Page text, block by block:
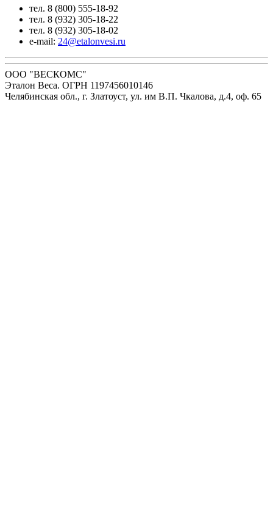
тел. 8 (800) 555-18-92
тел. 8 (932) 305-18-22
тел. 8 (932) 305-18-02
e-mail: 24@etalonvesi.ru
ООО "ВЕСКОМС"
Эталон Веса. ОГРН 1197456010146
Челябинская обл., г. Златоуст, ул. им В.П. Чкалова, д.4, оф. 65